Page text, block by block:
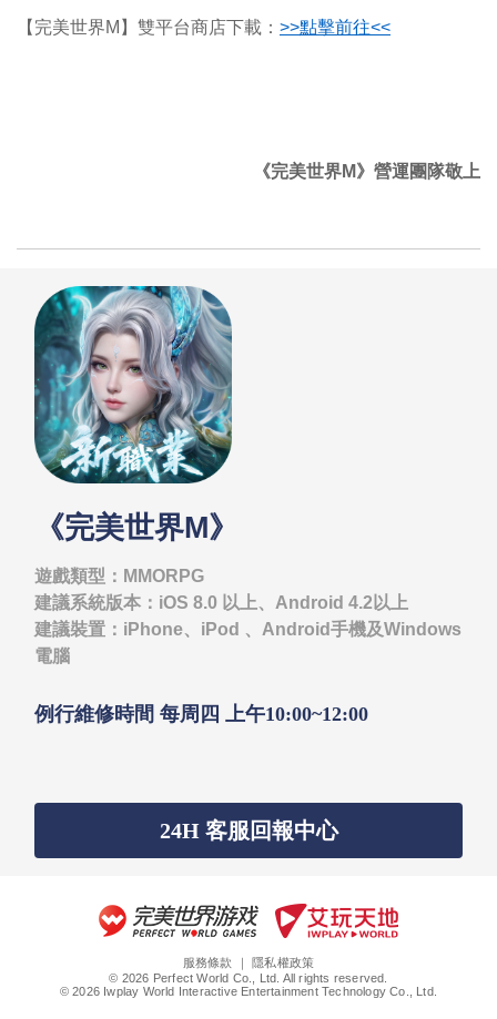
【完美世界M】雙平台商店下載： >>點擊前往<<
《完美世界M》營運團隊敬上
《完美世界M》
遊戲類型：MMORPG
建議系統版本：iOS 8.0 以上、Android 4.2以上
建議裝置：iPhone、iPod 、Android手機及Windows
電腦
例行維修時間 每周四 上午10:00~12:00
24H 客服回報中心
服務條款 ｜隱私權政策
© 2026 Perfect World Co., Ltd. All rights reserved.
© 2026 Iwplay World Interactive Entertainment Technology Co., Ltd.